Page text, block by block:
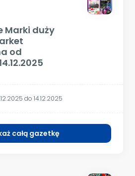
Marki duży
od
do 14.12.2025
całą gazetkę